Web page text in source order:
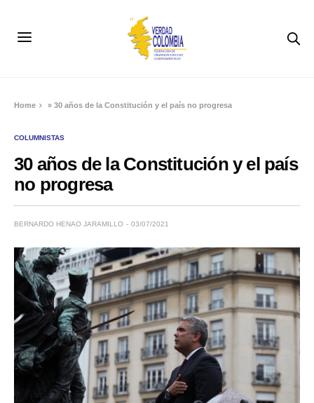
Home »30 años de la Constitución y el país no progresa
COLUMNISTAS
30 años de la Constitución y el país
no progresa
BERNARDO HENAO JARAMILLO 03/07/2021